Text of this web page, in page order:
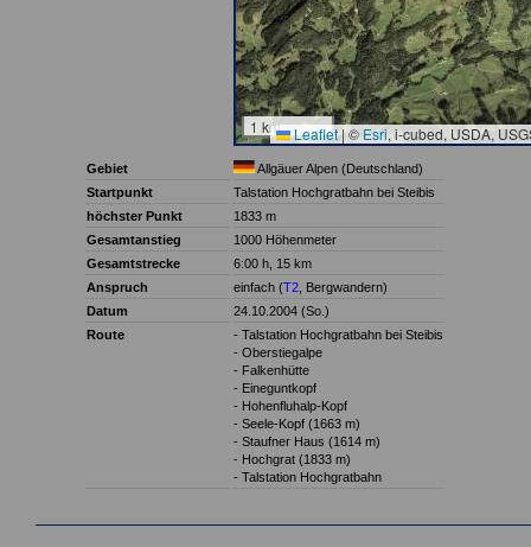
1 km Leaflet|© Esri, i-cubed, USDA,
Gebiet
Allgäuer Alpen (Deutschland)
Startpunkt
Talstation Hochgratbahn bei Steibis
höchster Punkt
1833 m
Gesamtanstieg
1000 Höhenmeter
Gesamtstrecke
6:00 h, 15 km
Anspruch
einfach (T2 , Bergwandern)
Datum
24.10.2004 (So.)
Route
- Talstation Hochgratbahn bei Steibis
- Oberstiegalpe
- Falkenhütte
- Eineguntkopf
- Hohenfluhalp-Kopf
- Seele-Kopf (1663 m)
- Staufner Haus (1614 m)
- Hochgrat (1833 m)
- Talstation Hochgratbahn